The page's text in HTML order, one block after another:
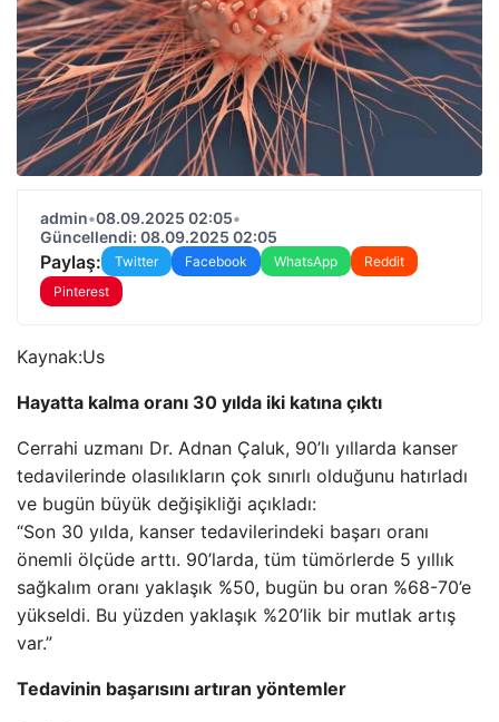
admin•08.09.2025 02:05•
Güncellendi: 08.09.2025 02:05
Paylaş: Twitter Facebook WhatsApp
Reddit
Pinterest
Kaynak:Us
Hayatta kalma oranı 30 yılda iki katına çıktı
Cerrahi uzmanı Dr. Adnan Çaluk, 90’lı yıllarda kanser
tedavilerinde olasılıkların çok sınırlı olduğunu hatırladı
ve bugün büyük değişikliği açıkladı:
“Son 30 yılda, kanser tedavilerindeki başarı oranı
önemli ölçüde arttı. 90’larda, tüm tümörlerde 5 yıllık
sağkalım oranı yaklaşık %50, bugün bu oran %68-70’e
yükseldi. Bu yüzden yaklaşık %20’lik bir mutlak artış
var.”
Tedavinin başarısını artıran yöntemler